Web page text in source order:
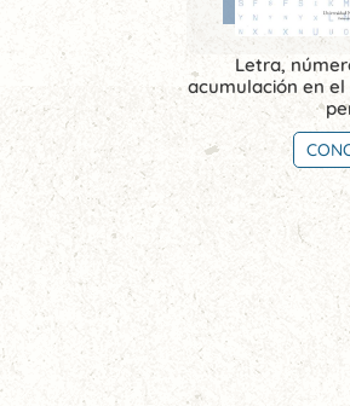
Letra,
acumulación en